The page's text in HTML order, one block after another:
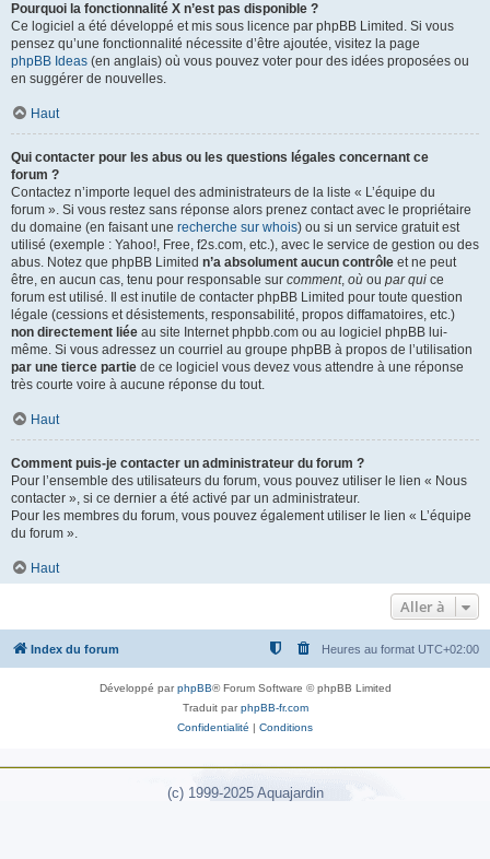
Pourquoi la fonctionnalité X n’est pas disponible ?
Ce logiciel a été développé et mis sous licence par phpBB Limited. Si vous
pensez qu’une fonctionnalité nécessite d’être ajoutée, visitez la page
phpBB Ideas (en anglais) où vous pouvez voter pour des idées proposées ou
en suggérer de nouvelles.
Haut
Qui contacter pour les abus ou les questions légales concernant ce
forum ?
Contactez n’importe lequel des administrateurs de la liste « L’équipe du
forum ». Si vous restez sans réponse alors prenez contact avec le propriétaire
du domaine (en faisant une recherche sur whois) ou si un service gratuit est
utilisé (exemple : Yahoo!, Free, f2s.com, etc.), avec le service de gestion ou des
abus. Notez que phpBB Limited n’a absolument aucun contrôle et ne peut
être, en aucun cas, tenu pour responsable sur comment, où ou par qui ce
forum est utilisé. Il est inutile de contacter phpBB Limited pour toute question
légale (cessions et désistements, responsabilité, propos diffamatoires, etc.)
non directement liée au site Internet phpbb.com ou au logiciel phpBB lui-
même. Si vous adressez un courriel au groupe phpBB à propos de l’utilisation
par une tierce partie de ce logiciel vous devez vous attendre à une réponse
très courte voire à aucune réponse du tout.
Haut
Comment puis-je contacter un administrateur du forum ?
Pour l’ensemble des utilisateurs du forum, vous pouvez utiliser le lien « Nous
contacter », si ce dernier a été activé par un administrateur.
Pour les membres du forum, vous pouvez également utiliser le lien « L’équipe
du forum ».
Haut
Aller à
Index du forum Heures au format UTC+02:00
Développé parphpBB® Forum Software © phpBB Limited
Traduit parphpBB-fr.com
Confidentialité | Conditions
(c) 1999-2025 Aquajardin